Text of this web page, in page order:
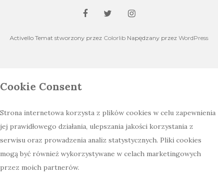
Activello Temat stworzony przez Colorlib Napędzany przez WordPress